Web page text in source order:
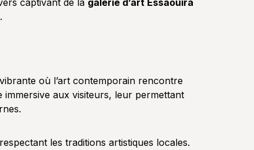
captivant de la galerie d’art Essaouira
où l’art contemporain rencontre
aux visiteurs, leur permettant
les traditions artistiques locales.